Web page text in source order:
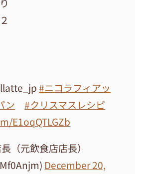
#ニコラフィアッ
ン
#クリスマスレシピ
E1oqQTLGZb
（元飲食店店長）
December 20,